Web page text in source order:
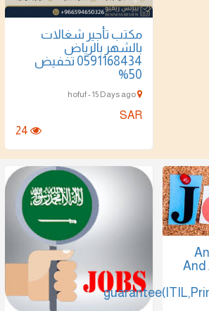
مكتب تأجير شغالات
بالشهر بالرياض
0591168434 تخفيض